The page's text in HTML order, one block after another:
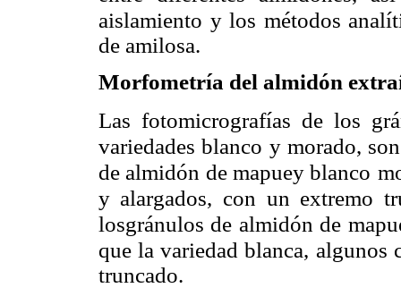
aislamiento y los métodos
de amilosa.
Morfometría del almidón
Las fotomicrografías de los
variedades blanco y morado,
de almidón de mapuey blanco
y alargados, con un extremo
losgránulos de almidón de
que la variedad blanca, algunos
truncado.